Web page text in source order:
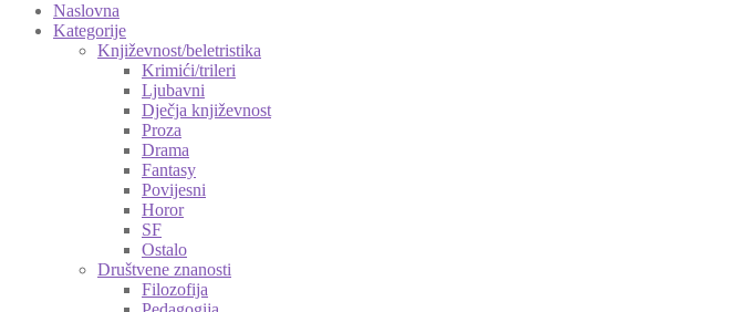
Naslovna
Kategorije
Književnost/beletristika
Krimići/trileri
Ljubavni
Dječja književnost
Proza
Drama
Fantasy
Povijesni
Horor
SF
Ostalo
Društvene znanosti
Filozofija